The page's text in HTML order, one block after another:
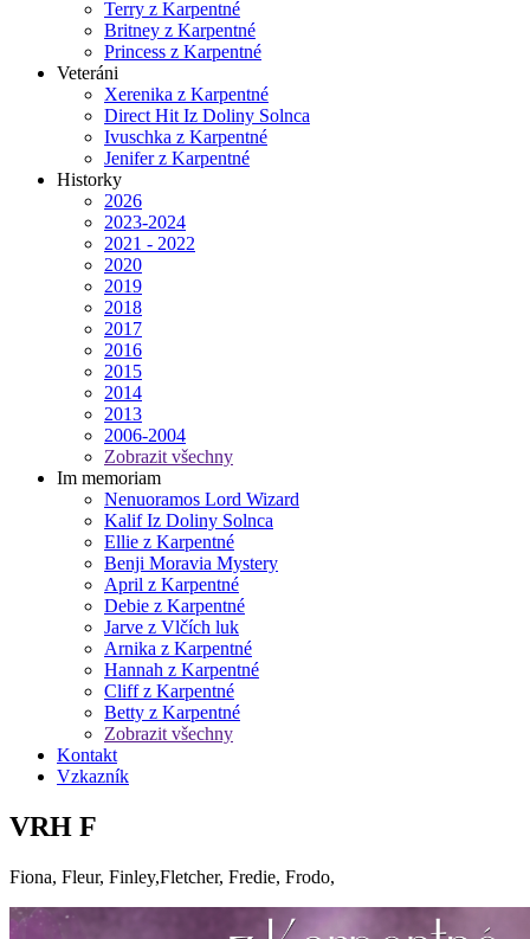
Terry z Karpentné
Britney z Karpentné
Princess z Karpentné
Veteráni
Xerenika z Karpentné
Direct Hit Iz Doliny Solnca
Ivuschka z Karpentné
Jenifer z Karpentné
Historky
2026
2023-2024
2021 - 2022
2020
2019
2018
2017
2016
2015
2014
2013
2006-2004
Zobrazit všechny
Im memoriam
Nenuoramos Lord Wizard
Kalif Iz Doliny Solnca
Ellie z Karpentné
Benji Moravia Mystery
April z Karpentné
Debie z Karpentné
Jarve z Vlčích luk
Arnika z Karpentné
Hannah z Karpentné
Cliff z Karpentné
Betty z Karpentné
Zobrazit všechny
Kontakt
Vzkazník
VRH F
Fiona, Fleur, Finley,Fletcher, Fredie, Frodo,